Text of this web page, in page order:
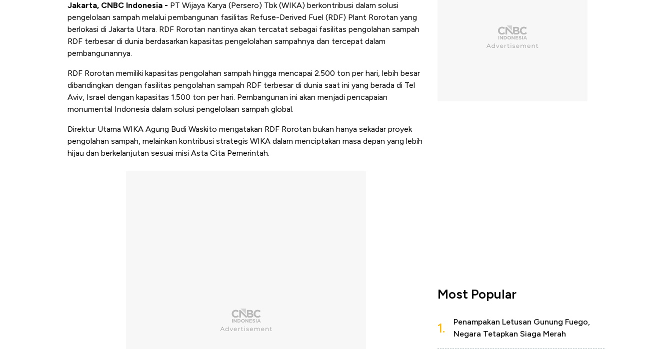
Jakarta, CNBC Indonesia - PT Wijaya Karya (Persero) Tbk (WIKA) berkontribusi dalam solusi
pengelolaan sampah melalui pembangunan fasilitas Refuse-Derived Fuel (RDF) Plant Rorotan yang
berlokasi di Jakarta Utara. RDF Rorotan nantinya akan tercatat sebagai fasilitas pengolahan sampah
RDF terbesar di dunia berdasarkan kapasitas pengelolahan sampahnya dan tercepat dalam
pembangunannya.
RDF Rorotan memiliki kapasitas pengolahan sampah hingga mencapai 2.500 ton per hari, lebih besar
dibandingkan dengan fasilitas pengolahan sampah RDF terbesar di dunia saat ini yang berada di Tel
Aviv, Israel dengan kapasitas 1.500 ton per hari. Pembangunan ini akan menjadi pencapaian
monumental Indonesia dalam solusi pengelolaan sampah global.
Direktur Utama WIKA Agung Budi Waskito mengatakan RDF Rorotan bukan hanya sekadar proyek
pengolahan sampah, melainkan kontribusi strategis WIKA dalam menciptakan masa depan yang lebih
hijau dan berkelanjutan sesuai misi Asta Cita Pemerintah.
Most Popular
1.
Penampakan Letusan Gunung Fuego,
Negara Tetapkan Siaga Merah